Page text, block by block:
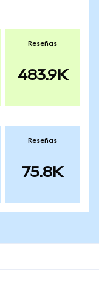
Reseñas
483.9K
Reseñas
75.8K